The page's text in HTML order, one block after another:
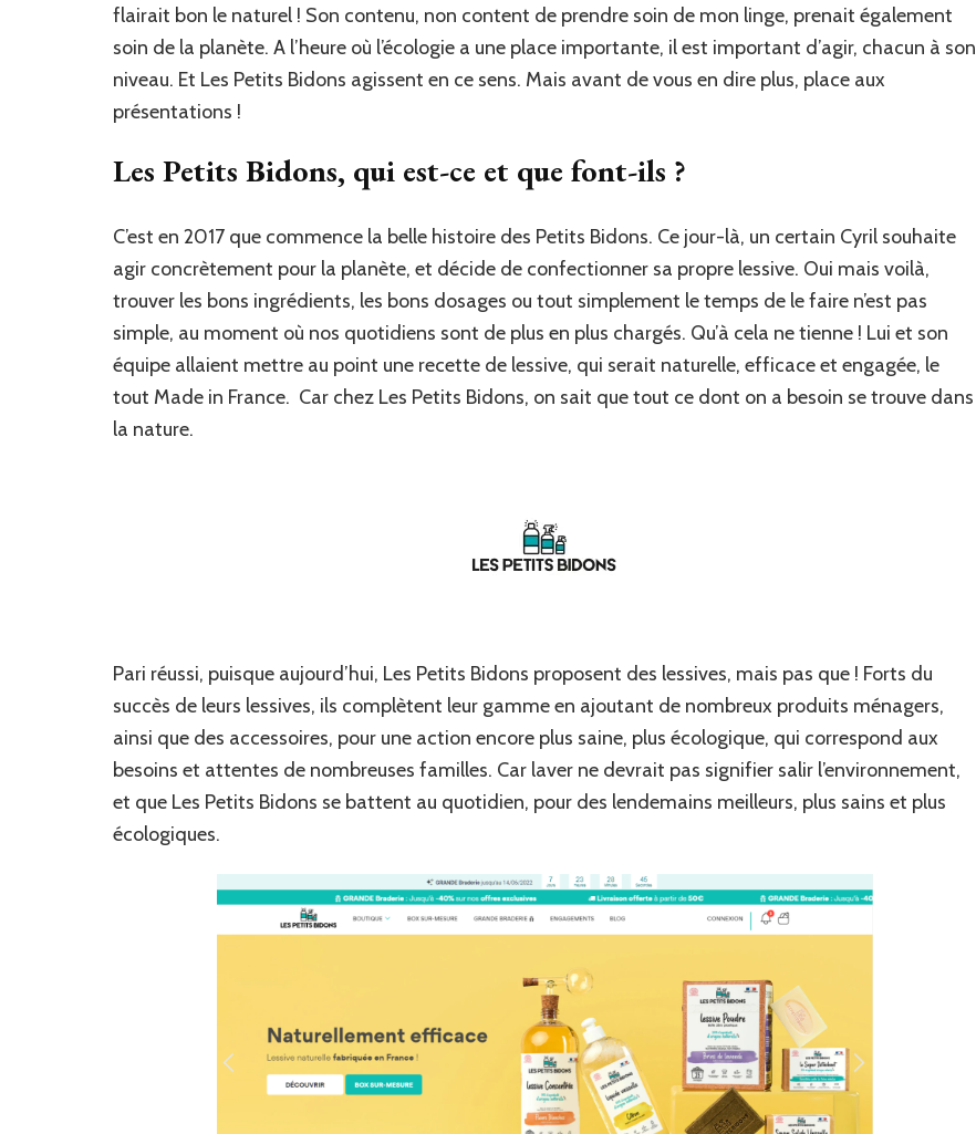
flairait bon le naturel ! Son contenu, non content de prendre soin de mon linge, prenait également
soin de la planète. A l’heure où l’écologie a une place importante, il est important d’agir, chacun à son
niveau. Et Les Petits Bidons agissent en ce sens. Mais avant de vous en dire plus, place aux
présentations !
Les Petits Bidons, qui est-ce et que font-ils ?
C’est en 2017 que commence la belle histoire des Petits Bidons. Ce jour-là, un certain Cyril souhaite
agir concrètement pour la planète, et décide de confectionner sa propre lessive. Oui mais voilà,
trouver les bons ingrédients, les bons dosages ou tout simplement le temps de le faire n’est pas
simple, au moment où nos quotidiens sont de plus en plus chargés. Qu’à cela ne tienne ! Lui et son
équipe allaient mettre au point une recette de lessive, qui serait naturelle, efficace et engagée, le
tout Made in France. Car chez Les Petits Bidons, on sait que tout ce dont on a besoin se trouve dans
la nature.
Pari réussi, puisque aujourd’hui, Les Petits Bidons proposent des lessives, mais pas que ! Forts du
succès de leurs lessives, ils complètent leur gamme en ajoutant de nombreux produits ménagers,
ainsi que des accessoires, pour une action encore plus saine, plus écologique, qui correspond aux
besoins et attentes de nombreuses familles. Car laver ne devrait pas signifier salir l’environnement,
et que Les Petits Bidons se battent au quotidien, pour des lendemains meilleurs, plus sains et plus
écologiques.